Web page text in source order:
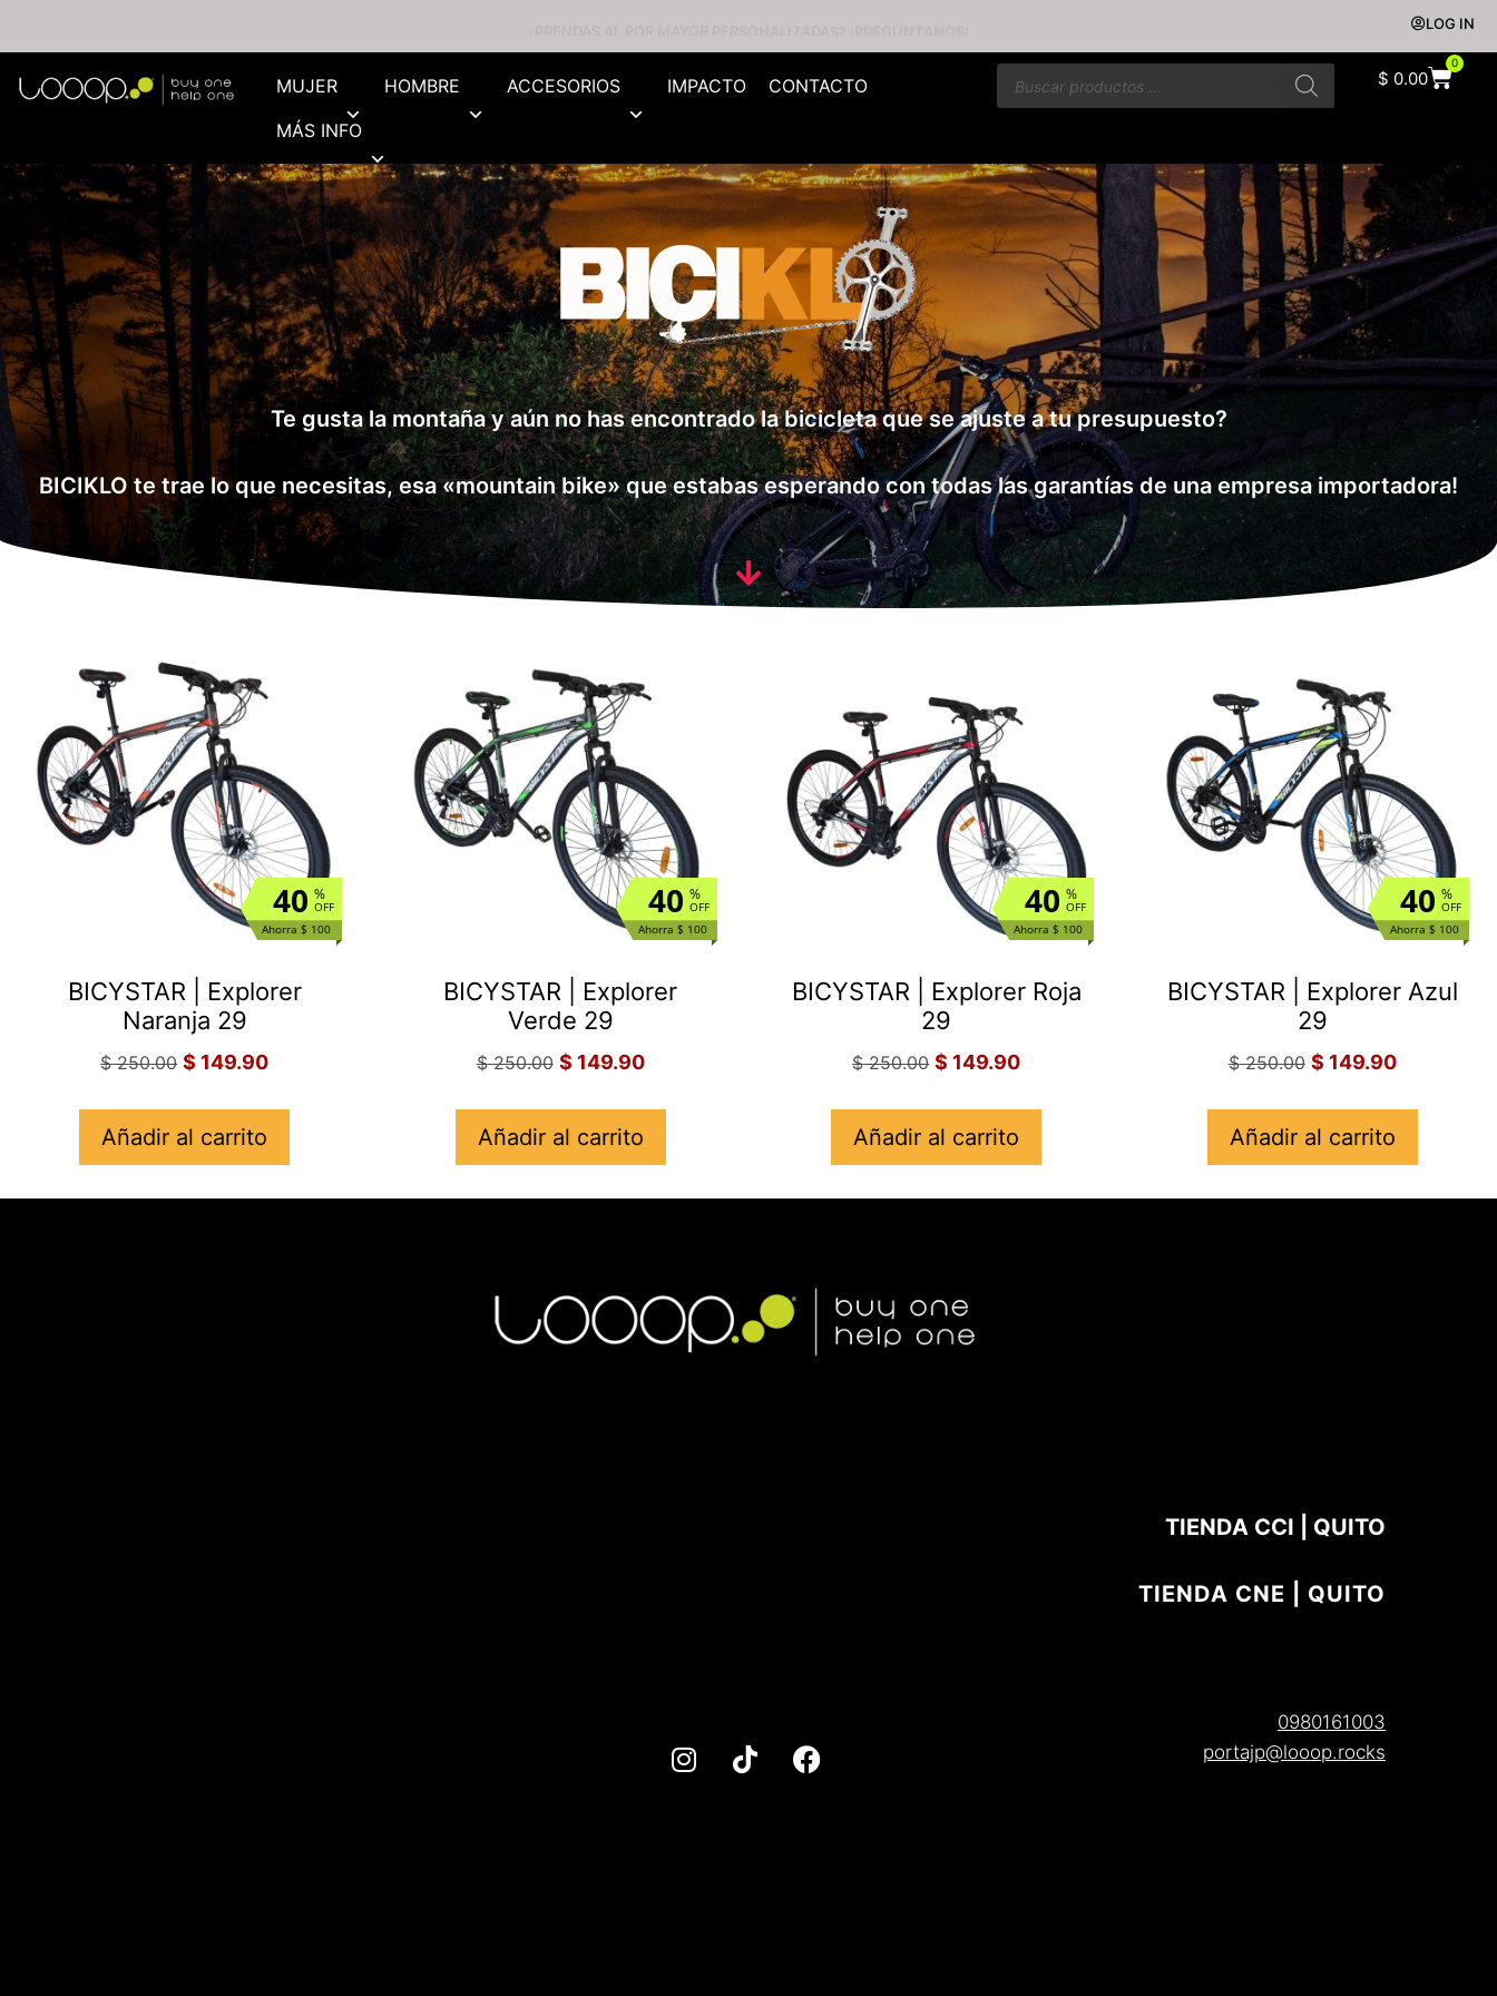
LOG IN
MUJER HOMBRE ACCESORIOS IMPACTO
CONTACTO
MÁS INFO
$ 0.00
0
Te gusta la montaña y aún no has encontrado la bicicleta que se ajuste a tu presupuesto?
BICIKLO te trae lo que necesitas, esa «mountain bike» que estabas esperando con todas las garantías de una empresa importadora!
%
OFF
40
Ahorra $ 100
BICYSTAR | Explorer
Naranja 29
$250.00 $ 149.90
Añadir al carrito
%
OFF
40
Ahorra $ 100
BICYSTAR | Explorer
Verde 29
$250.00 $ 149.90
Añadir al carrito
%
OFF
40
Ahorra $ 100
BICYSTAR | Explorer Roja
29
$250.00 $ 149.90
Añadir al carrito
%
OFF
40
Ahorra $ 100
BICYSTAR | Explorer Azul
29
$250.00 $ 149.90
Añadir al carrito
TIENDA CCI | QUITO
TIENDA CNE | QUITO
0980161003
portajp@looop.rocks